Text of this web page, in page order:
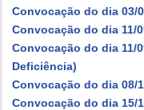
Convocação do dia 03/
Convocação do dia 11/
Convocação do dia 11/
Deficiência)
Convocação do dia 08/
Convocação do dia 15/